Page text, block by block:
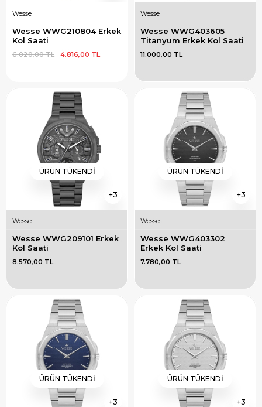
Wesse
Wesse WWG210804 Erkek
Kol Saati
4.816,00 TL
6.020,00 TL
Wesse
Wesse WWG403605
Titanyum Erkek Kol Saati
11.000,00 TL
3
ÜRÜN TÜKENDI
Wesse
Wesse WWG209101 Erkek
Kol Saati
8.570,00 TL
3
ÜRÜN TÜKENDI
Wesse
Wesse WWG403302
Erkek Kol Saati
7.780,00 TL
3
ÜRÜN TÜKENDI
3
ÜRÜN TÜKENDI